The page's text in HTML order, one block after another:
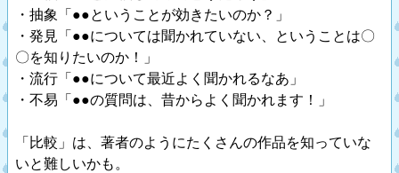
・抽象「●●ということが効きたいのか？」
・発見「●●については聞かれていない、ということは〇
〇を知りたいのか！」
・流行「●●について最近よく聞かれるなあ」
・不易「●●の質問は、昔からよく聞かれます！」
「比較」は、著者のようにたくさんの作品を知っていな
いと難しいかも。